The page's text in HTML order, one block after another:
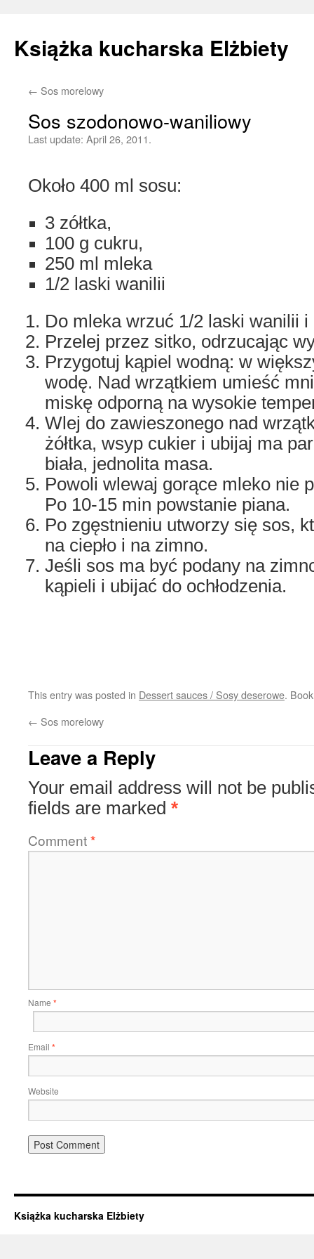
Książka kucharska Elżbiety
Skip
← Sos morelowy
Sos szodonowo-waniliowy
Last update: April 26, 2011.
Około 400 ml sosu:
3 zółtka,
100 g cukru,
250 ml mleka
1/2 laski wanilii
Do mleka wrzuć 1/2 laski wanilii i
Przelej przez sitko, odrzucając
Przygotuj kąpiel wodną: w
wodę. Nad wrzątkiem umieść
miskę odporną na wysokie
Wlej do zawieszonego nad
żółtka, wsyp cukier i ubijaj ma
biała, jednolita masa.
Powoli wlewaj gorące mleko nie
Po 10-15 min powstanie piana.
Po zgęstnieniu utworzy się sos,
na ciepło i na zimno.
Jeśli sos ma być podany na
kąpieli i ubijać do ochłodzenia.
This entry was posted in Dessert sauces / Sosy deserowe.
← Sos morelowy
Leave a Reply
Your email address will not be
fields are marked *
Comment*
Name *
Email *
Website
Książka kucharska Elżbiety